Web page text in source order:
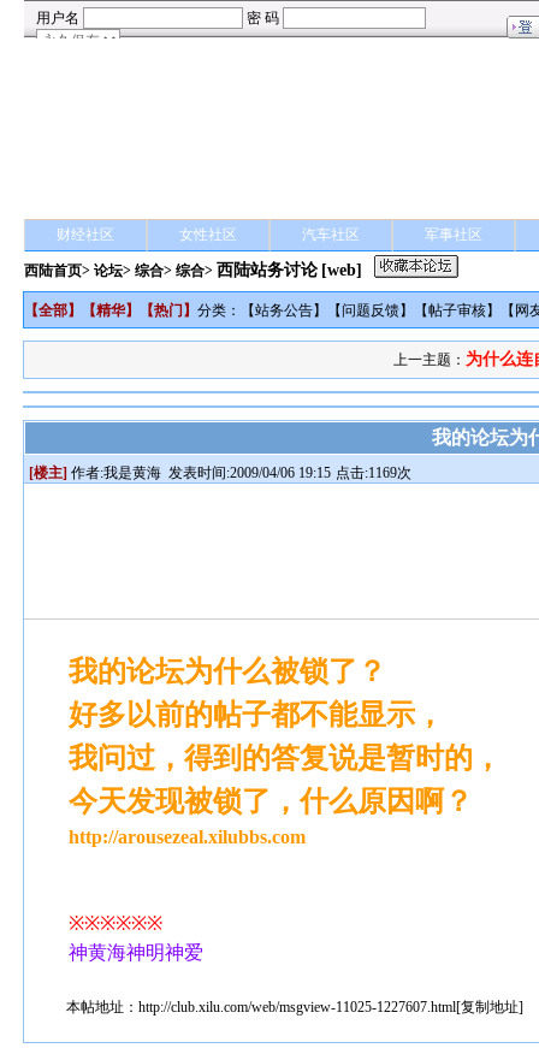
财经社区 女性社区 汽车社区 军事社区
西陆首页>论坛>综合> 综合> 西陆站务讨论 [web]
【全部】【精华】【热门 】分类：【站务公告】【问题反馈】【帖子审核】【 网
上一主题： 为什么连
我的论坛为
[楼主] 作者:我是黄海 发表时间:2009/04/06 19:15 点击:1169次
我的论坛为什么被锁了？
好多以前的帖子都不能显示，
我问过，得到的答复说是暂时的，
今天发现被锁了，什么原因啊？
http://arousezeal.xilubbs.com
※※※※※※
神黄海神明神爱
本帖地址：http://club.xilu.com/web/msgview-11025-1227607.html[复制地址]